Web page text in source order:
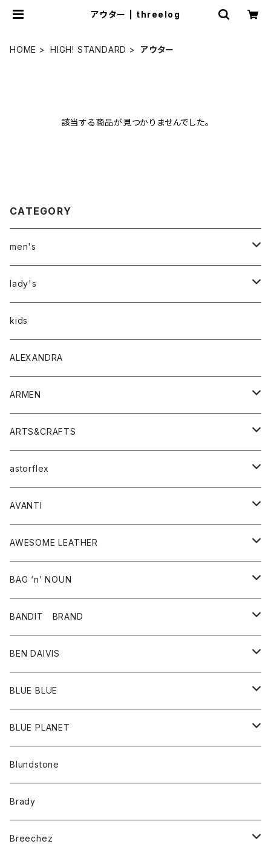
アウター | threelog
HOME HIGH! STANDARD アウター
該当する商品が見つかりませんでした。
CATEGORY
men's
アウター
トップス
Tシャツ
シャツ
ボトムス
lady's
アウター
トップス
Tシャツ・カットソー
シャツ・ブラウス
ボトムス
パンツ
スカート
ワンピース・オールインワン
バッグ
シューズ
アクセサリー
その他雑貨
kids
ALEXANDRA
ARMEN
アウター
コート
ジャケット
トップス
ベスト
シャツ
ワンピース
ボトム
スカート
パンツ
グッズ
靴
ARTS&CRAFTS
アクセサリー
ウォレット
バッグ
astorflex
グッズ
靴
AVANTI
シャツ
AWESOME LEATHER
アウター
革ジャケット
BAG ‘n’ NOUN
アクセサリー
バッグ
ポーチ
BANDIT BRAND
トップス
Ｔシャツ
BEN DAIVIS
ポトム
パンツ
BLUE BLUE
アウター
カーディガン
コート
アクセサリー
バッグ
ベルト
キッズ
Tシャツ
グッズ
BLUE PLANET
サングラス
Blundstone
Brady
Breechez